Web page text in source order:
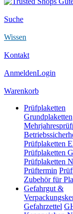
Suche
Wissen
Kontakt
AnmeldenLogin
Warenkorb
Prüfplaketten
Grundplaketten
Prüfplaketten
Prüfplaketten
Prüfplaketten
Prüftermin
Zubehör für
Gefahrgut &
Gefahrzettel